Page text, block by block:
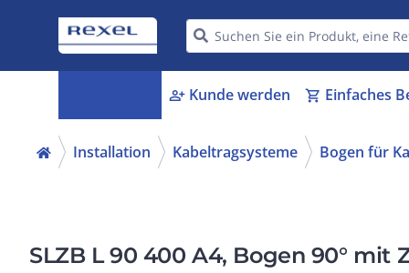
person_add Kunde werden shopping_cart Einfaches
Installation Kabeltragsysteme Bogen für
SLZB L 90 400 A4, Bogen 90° mit